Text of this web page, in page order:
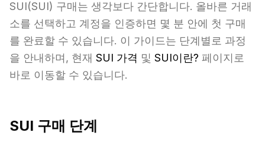
SUI(SUI) 구매는 생각보다 간단합니다. 올바른 거래
소를 선택하고 계정을 인증하면 몇 분 안에 첫 구매
를 완료할 수 있습니다. 이 가이드는 단계별로 과정
을 안내하며, 현재 SUI 가격 및 SUI이란? 페이지로
바로 이동할 수 있습니다.
SUI 구매 단계